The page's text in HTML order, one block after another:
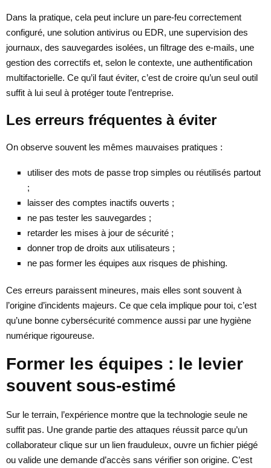
Dans la pratique, cela peut inclure un pare-feu correctement
configuré, une solution antivirus ou EDR, une supervision des
journaux, des sauvegardes isolées, un filtrage des e-mails, une
gestion des correctifs et, selon le contexte, une authentification
multifactorielle. Ce qu’il faut éviter, c’est de croire qu’un seul outil
suffit à lui seul à protéger toute l’entreprise.
Les erreurs fréquentes à éviter
On observe souvent les mêmes mauvaises pratiques :
utiliser des mots de passe trop simples ou réutilisés partout
;
laisser des comptes inactifs ouverts ;
ne pas tester les sauvegardes ;
retarder les mises à jour de sécurité ;
donner trop de droits aux utilisateurs ;
ne pas former les équipes aux risques de phishing.
Ces erreurs paraissent mineures, mais elles sont souvent à
l’origine d’incidents majeurs. Ce que cela implique pour toi, c’est
qu’une bonne cybersécurité commence aussi par une hygiène
numérique rigoureuse.
Former les équipes : le levier
souvent sous-estimé
Sur le terrain, l’expérience montre que la technologie seule ne
suffit pas. Une grande partie des attaques réussit parce qu’un
collaborateur clique sur un lien frauduleux, ouvre un fichier piégé
ou valide une demande d’accès sans vérifier son origine. C’est